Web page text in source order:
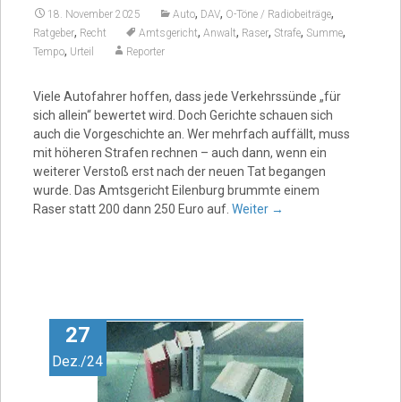
18. November 2025 Auto, DAV, O-Töne / Radiobeiträge,
Ratgeber, Recht Amtsgericht, Anwalt, Raser, Strafe, Summe,
Tempo, Urteil Reporter
Viele Autofahrer hoffen, dass jede Verkehrssünde „für
sich allein“ bewertet wird. Doch Gerichte schauen sich
auch die Vorgeschichte an. Wer mehrfach auffällt, muss
mit höheren Strafen rechnen – auch dann, wenn ein
weiterer Verstoß erst nach der neuen Tat begangen
wurde. Das Amtsgericht Eilenburg brummte einem
Raser statt 200 dann 250 Euro auf. Weiter →
27
Dez./24